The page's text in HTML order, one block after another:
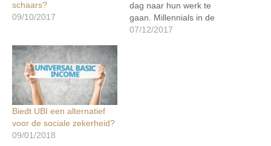
schaars?
09/10/2017
dag naar hun werk te
gaan. Millennials in de
Verenigde Staten blijken
07/12/2017
Biedt UBI een alternatief
voor de sociale zekerheid?
09/01/2018